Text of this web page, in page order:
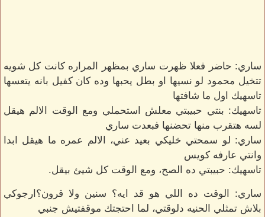
ساري: حاضر فعلا ظهرت ساري بمظهر المراره كانت كل شويه
تتخيل محمود لو نسيها او بطل يحبها وده كان كفيل بانه يتعسها
تاسهيك اول ما شافتها
تاسهيك: بنتي حبيبتي معلش استحملي ومع الوقت الالم هيقل
لسه هتقرب منها تحضنها فبعدت ساري
ساري: لو سمحتي خليكي بعيد عني، الالم عمره ما هيقل ابدا
وانتي عارفه كويس
تاسهيك: حبيبتي ده الصح، ومع الوقت كل شيئ بيقل.
ساري: الوقت ده اللي هو قد ايه؟ سنين ولا قرون؟ارجوكي
بلاش تمثلي الحنيه دلوقتي، لما احتجتك موقفتيش جنبي